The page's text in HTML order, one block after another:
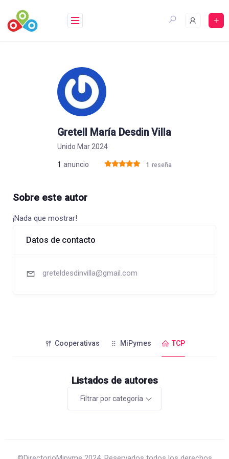
contenido
Gretell María Desdin Villa
Unido Mar 2024
1 anuncio 1 reseña
Sobre este autor
¡Nada que mostrar!
Datos de contacto
greteldesdinvilla@gmail.com
Cooperativas MiPymes TCP
Listados de autores
Filtrar por categoría